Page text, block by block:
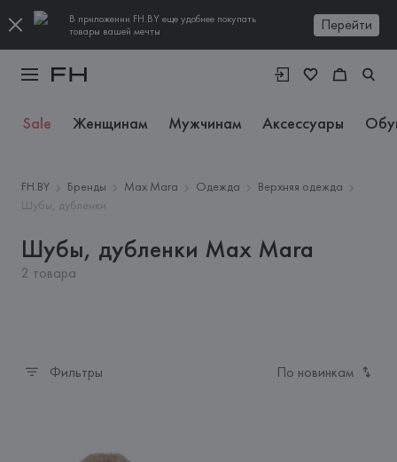
В приложении FH.BY еще удобнее покупать
товары вашей мечты
Перейти
Sale Женщинам Мужчинам Аксессуары
FH.BY Бренды Max Mara Одежда
Верхняя одежда
Шубы, дубленки
Шубы, дубленки Max Mara
2 товара
Фильтры По новинкам